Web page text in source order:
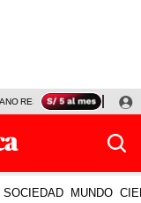
RESULTADOS HOY
SOCIEDAD MUNDO